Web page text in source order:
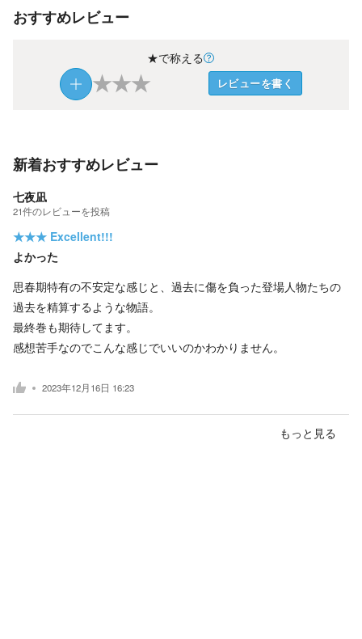
おすすめレビュー
★で称える
★★★ レビューを書く
新着おすすめレビュー
七夜凪
21件のレビューを投稿
★★★ Excellent!!!
よかった
思春期特有の不安定な感じと、過去に傷を負った登場人物たちの
過去を精算するような物語。
最終巻も期待してます。
感想苦手なのでこんな感じでいいのかわかりません。
2023年12月16日 16:23
もっと見る